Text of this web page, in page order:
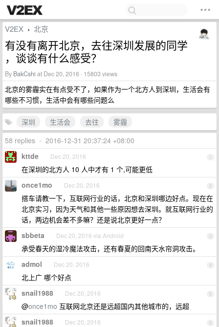
V2EX › 北京
有没有离开北京，去往深圳发展的同学
，谈谈有什么感受？
By BakCshi at Dec 20, 2016 · 15803 views
北京的雾霾实在有点受不了，如果作为一个北方人到深圳，生活会有
哪些不习惯，生活中会有哪些问题么
深圳 生活会 去往
雾霾
58 replies • 2016-12-31 20:37:24 +08:00
1
kttde Dec 20, 2016
在深圳的北方人 10 人中才有 1 个,可能更低
2
once1mo Dec 20, 2016
搭车请教一下，互联网行业的话，北京和深圳哪边好点。现在在
北京实习，因为天气和其他一些原因想去深圳。就互联网行业的
话，两边机会差不多嘛？还是说北京更好一点？
3
sbbeta Dec 20, 2016 via Android
承受春天的湿冷魔法攻击，还有春夏的回南天水帘洞攻击。
4
admol Dec 20, 2016
北上广 哪个好点
5
snail1988 Dec 20, 2016
@once1mo 互联网北京还是远超国内其他城市的，远超
6
snail1988 Dec 20, 2016